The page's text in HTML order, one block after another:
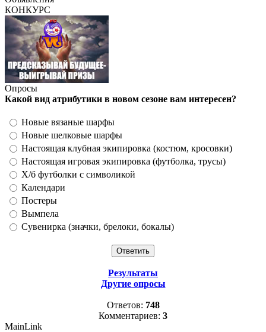
КОНКУРС
Опросы
Какой вид атрибутики в новом сезоне вам интересен?
Новые вязаные шарфы
Новые шелковые шарфы
Настоящая клубная экипировка (костюм, кросовки)
Настоящая игровая экипировка (футболка, трусы)
Х/б футболки с символикой
Календари
Постеры
Вымпела
Сувенирка (значки, брелоки, бокалы)
Результаты
Другие опросы
Ответов: 748
Комментариев: 3
MainLink